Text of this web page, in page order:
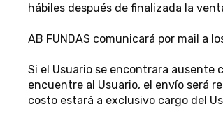
hábiles después de finalizada la
AB FUNDAS comunicará por mail a
Si el Usuario se encontrara ausente
encuentre al Usuario, el envío será
costo estará a exclusivo cargo del